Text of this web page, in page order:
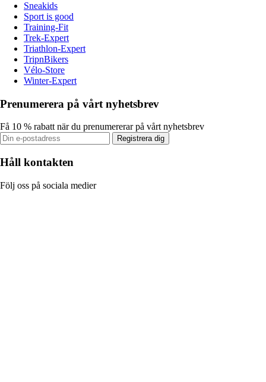
Sneakids
Sport is good
Training-Fit
Trek-Expert
Triathlon-Expert
TripnBikers
Vélo-Store
Winter-Expert
Prenumerera på vårt nyhetsbrev
Få 10 % rabatt när du prenumererar på vårt nyhetsbrev
Registrera dig
Håll kontakten
Följ oss på sociala medier